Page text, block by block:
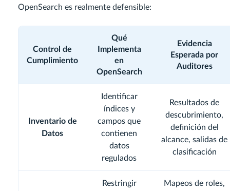
OpenSearch es realmente defensible:
Control de
Cumplimiento
Qué
Implementa
en
OpenSearch
Evidencia
Esperada por
Auditores
Inventario de
Datos
Identificar
índices y
campos que
contienen
datos
regulados
Resultados de
descubrimiento,
definición del
alcance, salidas de
clasificación
Restringir
Mapeos de roles,